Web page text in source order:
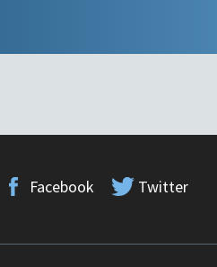
Facebook Twitter